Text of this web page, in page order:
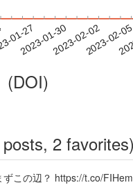
01-27
2023-01-302023-02-022023-02-
(DOI)
2 favorites)
ずこの辺？ https://t.co/